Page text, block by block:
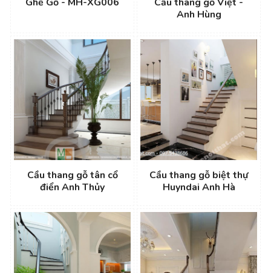
Anh Hùng
Cầu thang gỗ tân cổ
điển Anh Thủy
Cầu thang gỗ biệt thự
Huyndai Anh Hà